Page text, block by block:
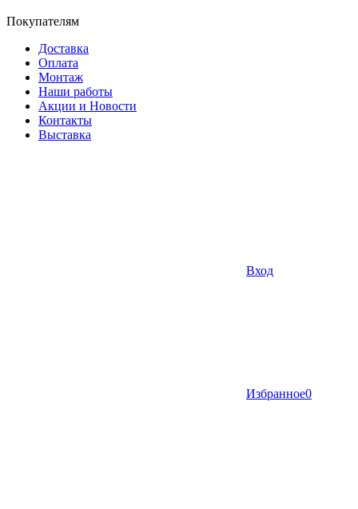
Покупателям
Доставка
Оплата
Монтаж
Наши работы
Акции и Новости
Контакты
Выставка
Вход
Избранное0